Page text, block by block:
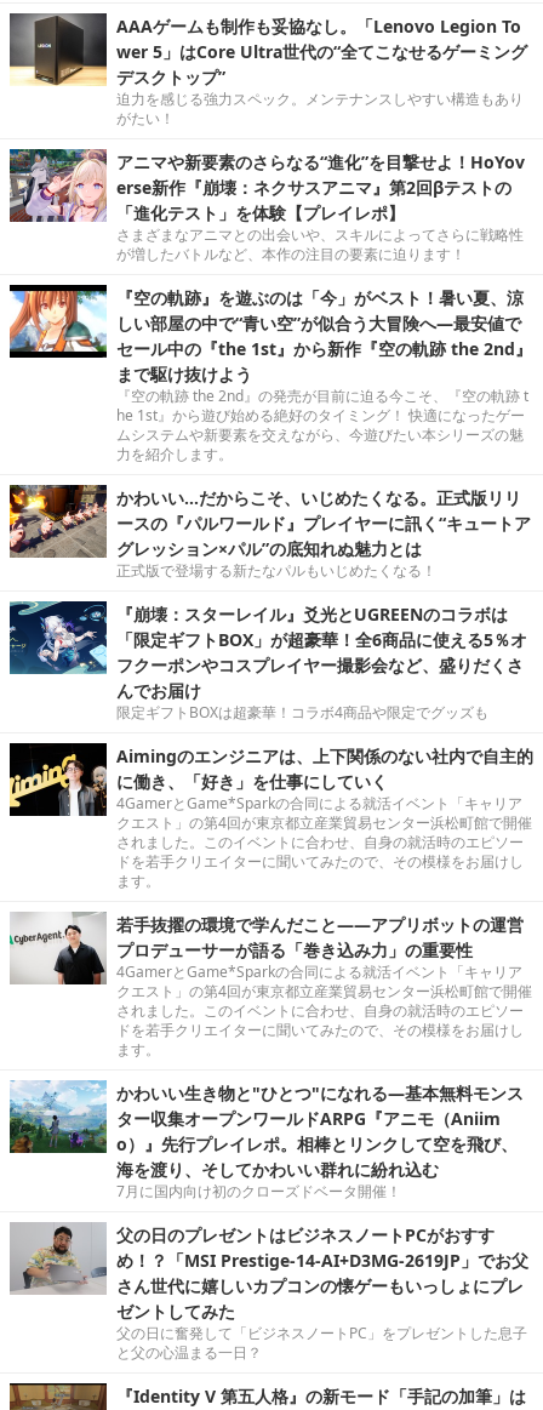
AAAゲームも制作も妥協なし。「Lenovo Legion To
wer 5」はCore Ultra世代の“全てこなせるゲーミング
デスクトップ”
迫力を感じる強力スペック。メンテナンスしやすい構造もあり
がたい！
アニマや新要素のさらなる“進化”を目撃せよ！HoYov
erse新作『崩壊：ネクサスアニマ』第2回βテストの
「進化テスト」を体験【プレイレポ】
さまざまなアニマとの出会いや、スキルによってさらに戦略性
が増したバトルなど、本作の注目の要素に迫ります！
『空の軌跡』を遊ぶのは「今」がベスト！暑い夏、涼
しい部屋の中で“青い空”が似合う大冒険へ―最安値で
セール中の『the 1st』から新作『空の軌跡 the 2nd』
まで駆け抜けよう
『空の軌跡 the 2nd』の発売が目前に迫る今こそ、『空の軌跡 t
he 1st』から遊び始める絶好のタイミング！ 快適になったゲー
ムシステムや新要素を交えながら、今遊びたい本シリーズの魅
力を紹介します。
かわいい…だからこそ、いじめたくなる。正式版リリ
ースの『パルワールド』プレイヤーに訊く“キュートア
グレッション×パル”の底知れぬ魅力とは
正式版で登場する新たなパルもいじめたくなる！
『崩壊：スターレイル』爻光とUGREENのコラボは
「限定ギフトBOX」が超豪華！全6商品に使える5％オ
フクーポンやコスプレイヤー撮影会など、盛りだくさ
んでお届け
限定ギフトBOXは超豪華！コラボ4商品や限定でグッズも
Aimingのエンジニアは、上下関係のない社内で自主的
に働き、「好き」を仕事にしていく
4GamerとGame*Sparkの合同による就活イベント「キャリア
クエスト」の第4回が東京都立産業貿易センター浜松町館で開催
されました。このイベントに合わせ、自身の就活時のエピソー
ドを若手クリエイターに聞いてみたので、その模様をお届けし
ます。
若手抜擢の環境で学んだこと――アプリボットの運営
プロデューサーが語る「巻き込み力」の重要性
4GamerとGame*Sparkの合同による就活イベント「キャリア
クエスト」の第4回が東京都立産業貿易センター浜松町館で開催
されました。このイベントに合わせ、自身の就活時のエピソー
ドを若手クリエイターに聞いてみたので、その模様をお届けし
ます。
かわいい生き物と"ひとつ"になれる―基本無料モンス
ター収集オープンワールドARPG『アニモ（Aniim
o）』先行プレイレポ。相棒とリンクして空を飛び、
海を渡り、そしてかわいい群れに紛れ込む
7月に国内向け初のクローズドベータ開催！
父の日のプレゼントはビジネスノートPCがおすす
め！？「MSI Prestige-14-AI+D3MG-2619JP」でお父
さん世代に嬉しいカプコンの懐ゲーもいっしょにプレ
ゼントしてみた
父の日に奮発して「ビジネスノートPC」をプレゼントした息子
と父の心温まる一日？
『Identity V 第五人格』の新モード「手記の加筆」は